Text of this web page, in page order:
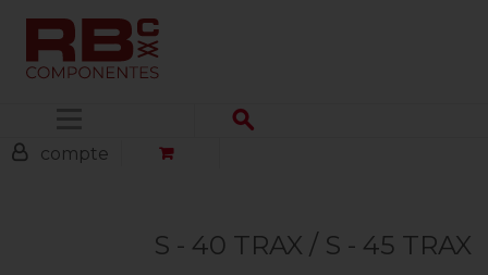
compte
S - 40 TRAX / S - 45 TRAX